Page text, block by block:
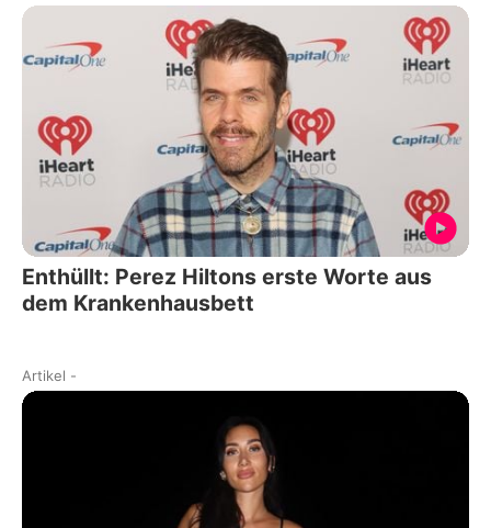
Enthüllt: Perez Hiltons erste Worte aus
dem Krankenhausbett
Artikel -